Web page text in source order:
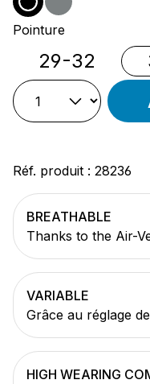
noiranthracite
(Cette option
Sélectionnez
Pointure
29-32
Réf. produit : 28236
BREATHABLE
Thanks to the Air-
VARIABLE
Grâce au réglage
HIGH WEARING